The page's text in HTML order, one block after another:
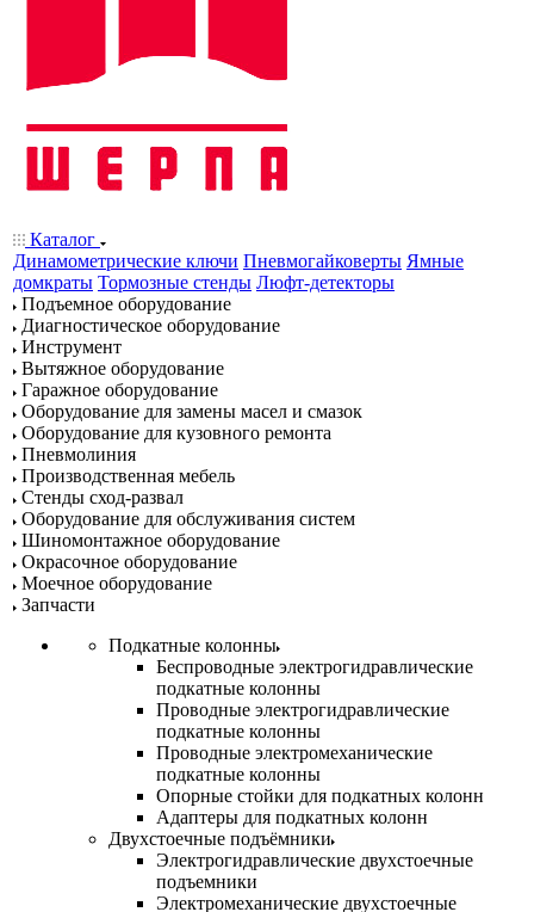
Каталог
Динамометрические ключи Пневмогайковерты Ямные
домкраты Тормозные стенды Люфт-детекторы
Подъемное оборудование
Диагностическое оборудование
Инструмент
Вытяжное оборудование
Гаражное оборудование
Оборудование для замены масел и смазок
Оборудование для кузовного ремонта
Пневмолиния
Производственная мебель
Стенды сход-развал
Оборудование для обслуживания систем
Шиномонтажное оборудование
Окрасочное оборудование
Моечное оборудование
Запчасти
Подкатные колонны
Беспроводные электрогидравлические
подкатные колонны
Проводные электрогидравлические
подкатные колонны
Проводные электромеханические
подкатные колонны
Опорные стойки для подкатных колонн
Адаптеры для подкатных колонн
Двухстоечные подъёмники
Электрогидравлические двухстоечные
подъемники
Электромеханические двухстоечные